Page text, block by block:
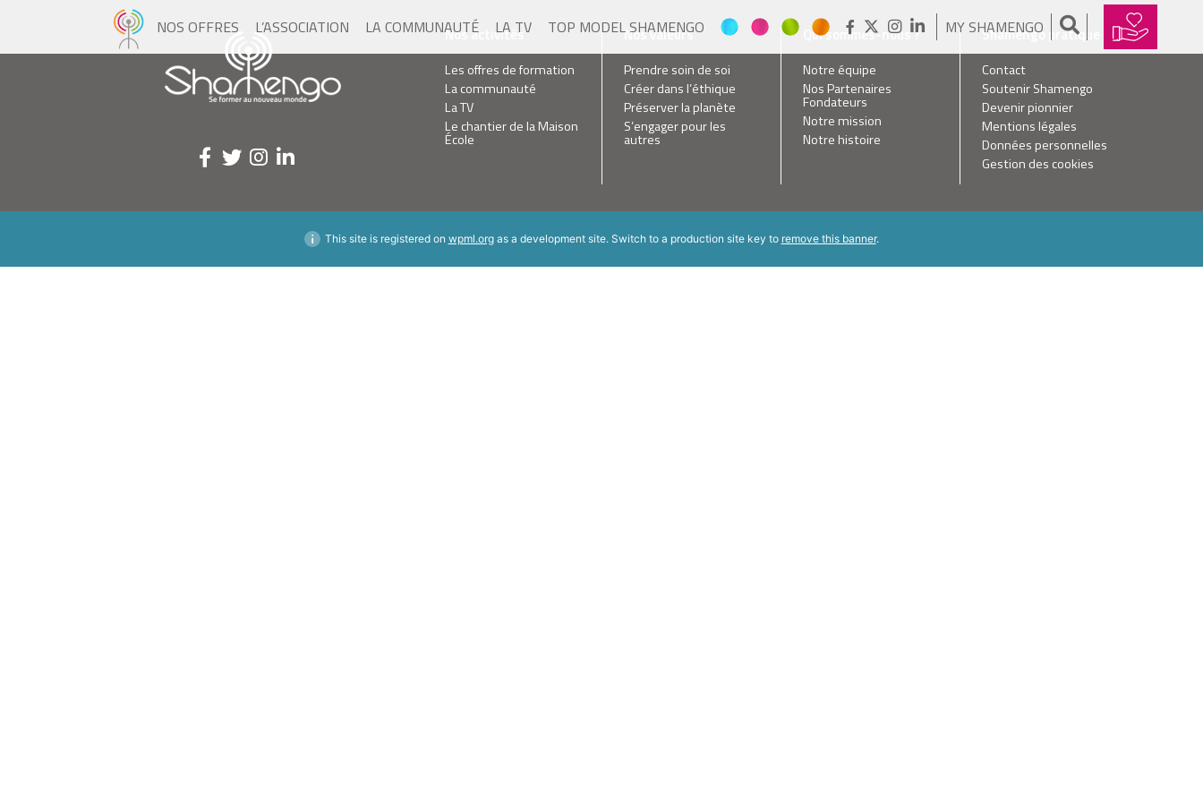
NOS OFFRES L’ASSOCIATION LA COMMUNAUTÉ LA TV TOP MODEL SHAMENGO MY SHAMENGO
Nos activités
Les offres de formation
La communauté
La TV
Le chantier de la Maison
École
Nos valeurs
Prendre soin de soi
Créer dans l’éthique
Préserver la planète
S’engager pour les
autres
Qui sommes-nous ?
Notre équipe
Nos Partenaires
Fondateurs
Notre mission
Notre histoire
Shamengo pratique
Contact
Soutenir Shamengo
Devenir pionnier
Mentions légales
Données personnelles
Gestion des cookies
This site is registered on wpml.orgas a development site. Switch to a production site key to remove this banner.